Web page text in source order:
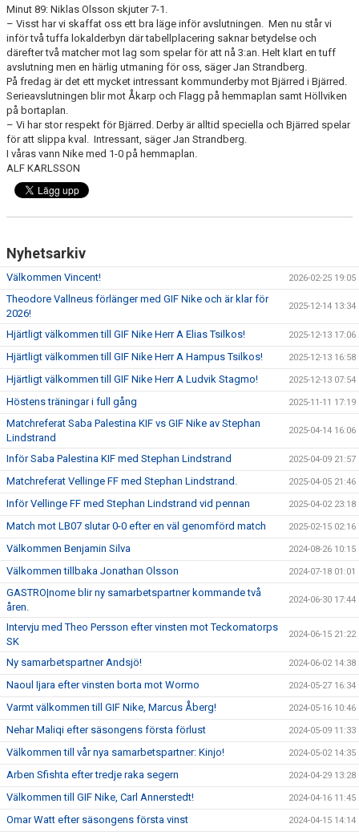
Minut 89: Niklas Olsson skjuter 7-1.
– Visst har vi skaffat oss ett bra läge inför avslutningen. Men nu står vi
inför två tuffa lokalderbyn där tabellplacering saknar betydelse och
därefter två matcher mot lag som spelar för att nå 3:an. Helt klart en tuff
avslutning men en härlig utmaning för oss, säger Jan Strandberg.
På fredag är det ett mycket intressant kommunderby mot Bjärred i Bjärred.
Serieavslutningen blir mot Åkarp och Flagg på hemmaplan samt Höllviken
på bortaplan.
– Vi har stor respekt för Bjärred. Derby är alltid speciella och Bjärred spelar
för att slippa kval. Intressant, säger Jan Strandberg.
I våras vann Nike med 1-0 på hemmaplan.
ALF KARLSSON
Nyhetsarkiv
Välkommen Vincent! 2026-02-25 19:05
Theodore Vallneus förlänger med GIF Nike och är klar för
2026!
2025-12-14 13:34
Hjärtligt välkommen till GIF Nike Herr A Elias Tsilkos! 2025-12-13 17:06
Hjärtligt välkommen till GIF Nike Herr A Hampus Tsilkos! 2025-12-13 16:58
Hjärtligt välkommen till GIF Nike Herr A Ludvik Stagmo! 2025-12-13 07:54
Höstens träningar i full gång 2025-11-11 17:19
Matchreferat Saba Palestina KIF vs GIF Nike av Stephan
Lindstrand
2025-04-14 16:06
Inför Saba Palestina KIF med Stephan Lindstrand 2025-04-09 21:57
Matchreferat Vellinge FF med Stephan Lindstrand. 2025-04-05 21:46
Inför Vellinge FF med Stephan Lindstrand vid pennan 2025-04-02 23:18
Match mot LB07 slutar 0-0 efter en väl genomförd match 2025-02-15 02:16
Välkommen Benjamin Silva 2024-08-26 10:15
Välkommen tillbaka Jonathan Olsson 2024-07-18 01:01
GASTRO|nome blir ny samarbetspartner kommande två
åren.
2024-06-30 17:44
Intervju med Theo Persson efter vinsten mot Teckomatorps
SK
2024-06-15 21:22
Ny samarbetspartner Andsjö! 2024-06-02 14:38
Naoul Ijara efter vinsten borta mot Wormo 2024-05-27 16:34
Varmt välkommen till GIF Nike, Marcus Åberg! 2024-05-16 10:46
Nehar Maliqi efter säsongens första förlust 2024-05-09 11:33
Välkommen till vår nya samarbetspartner: Kinjo! 2024-05-02 14:35
Arben Sfishta efter tredje raka segern 2024-04-29 13:28
Välkommen till GIF Nike, Carl Annerstedt! 2024-04-16 11:45
Omar Watt efter säsongens första vinst 2024-04-15 14:14